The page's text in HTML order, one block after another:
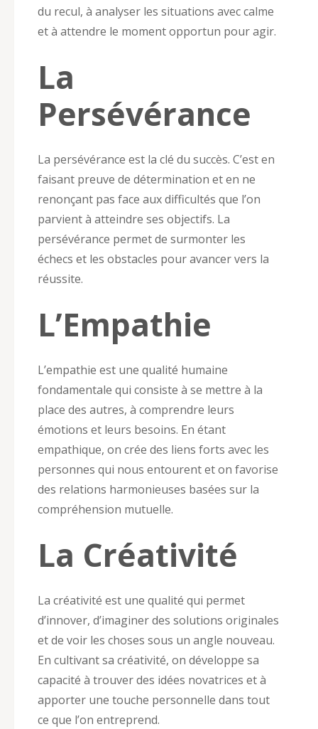
du recul, à analyser les situations avec calme
et à attendre le moment opportun pour agir.
La
Persévérance
La persévérance est la clé du succès. C’est en
faisant preuve de détermination et en ne
renonçant pas face aux difficultés que l’on
parvient à atteindre ses objectifs. La
persévérance permet de surmonter les
échecs et les obstacles pour avancer vers la
réussite.
L’Empathie
L’empathie est une qualité humaine
fondamentale qui consiste à se mettre à la
place des autres, à comprendre leurs
émotions et leurs besoins. En étant
empathique, on crée des liens forts avec les
personnes qui nous entourent et on favorise
des relations harmonieuses basées sur la
compréhension mutuelle.
La Créativité
La créativité est une qualité qui permet
d’innover, d’imaginer des solutions originales
et de voir les choses sous un angle nouveau.
En cultivant sa créativité, on développe sa
capacité à trouver des idées novatrices et à
apporter une touche personnelle dans tout
ce que l’on entreprend.